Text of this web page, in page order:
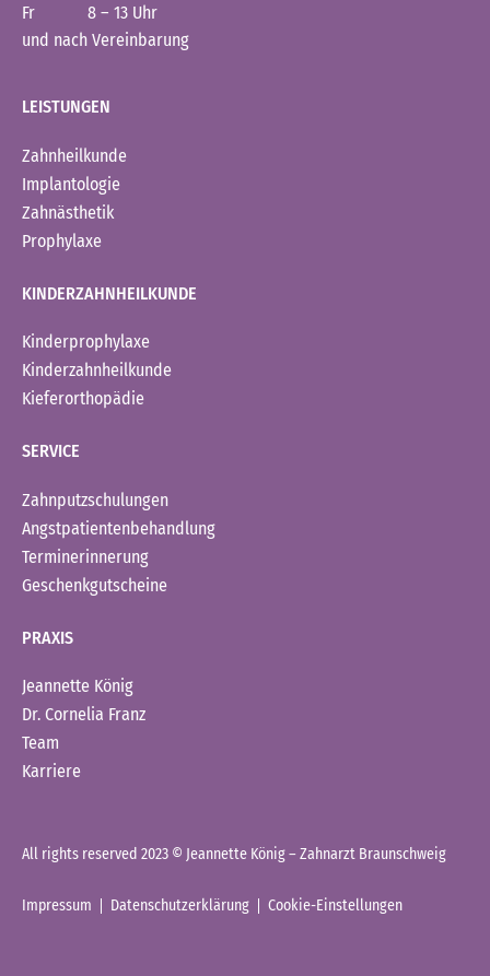
Fr 8 – 13 Uhr
und nach Vereinbarung
LEISTUNGEN
Zahnheilkunde
Implantologie
Zahnästhetik
Prophylaxe
KINDERZAHNHEILKUNDE
Kinderprophylaxe
Kinderzahnheilkunde
Kieferorthopädie
SERVICE
Zahnputzschulungen
Angstpatientenbehandlung
Terminerinnerung
Geschenkgutscheine
PRAXIS
Jeannette König
Dr. Cornelia Franz
Team
Karriere
All rights reserved 2023 © Jeannette König – Zahnarzt Braunschweig
Impressum Datenschutzerklärung Cookie-Einstellungen